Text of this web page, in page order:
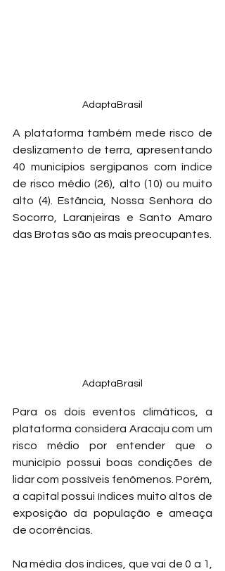
AdaptaBrasil
A plataforma também mede risco de
deslizamento de terra, apresentando
40 municípios sergipanos com índice
de risco médio (26), alto (10) ou muito
alto (4). Estância, Nossa Senhora do
Socorro, Laranjeiras e Santo Amaro
das Brotas são as mais preocupantes.
AdaptaBrasil
Para os dois eventos climáticos, a
plataforma considera Aracaju com um
risco médio por entender que o
município possui boas condições de
lidar com possíveis fenômenos. Porém,
a capital possui índices muito altos de
exposição da população e ameaça
de ocorrências.
Na média dos índices, que vai de 0 a 1,